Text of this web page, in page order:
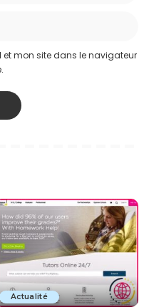
mon site dans le navigateur
Actualité